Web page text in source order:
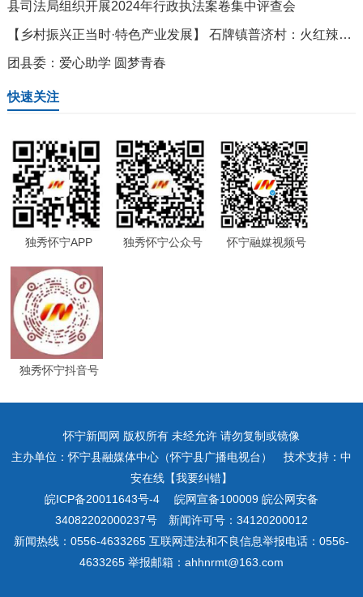
县司法局组织开展2024年行政执法案卷集中评查会
【乡村振兴正当时·特色产业发展】 石牌镇普济村：火红辣椒加工忙 奏响丰收“椒”响曲
团县委：爱心助学 圆梦青春
快速关注
独秀怀宁APP 独秀怀宁公众号 怀宁融媒视频号
独秀怀宁抖音号
怀宁新闻网 版权所有 未经允许 请勿复制或镜像
主办单位：怀宁县融媒体中心（怀宁县广播电视台） 技术支持：中
安在线【我要纠错】
皖ICP备20011643号-4皖网宣备100009 皖公网安备
34082202000237号 新闻许可号：34120200012
新闻热线：0556-4633265 互联网违法和不良信息举报电话：0556-
4633265 举报邮箱：ahhnrmt@163.com